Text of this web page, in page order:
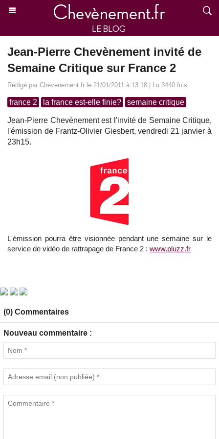
Jean-Pierre Chevènement invité de
Semaine Critique sur France 2
Rédigé par Chevenement.fr le 21/01/2011 à 13:18 | Lu 3440 fois
france 2 la france est-elle finie? semaine critique
Jean-Pierre Chevènement est l'invité de Semaine Critique,
l'émission de Frantz-Olivier Giesbert, vendredi 21 janvier à
23h15.
L'émission pourra être visionnée pendant une semaine sur le
service de vidéo de rattrapage de France 2 : www.pluzz.fr
(0) Commentaires
Nouveau commentaire :